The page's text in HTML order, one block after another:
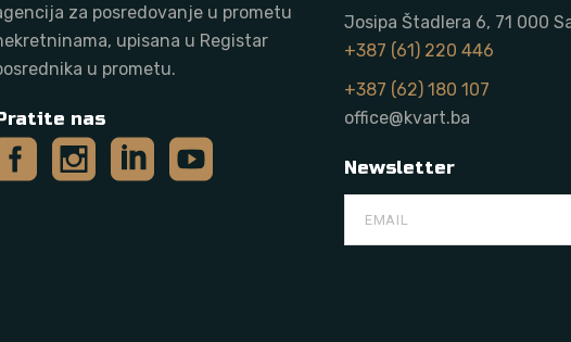
za posredovanje u prometu
upisana u Registar
u prometu.
nas
Josipa Štadlera 6, 71 000
+387 (61) 220 446
+387 (62) 180 107
office@kvart.ba
Newsletter